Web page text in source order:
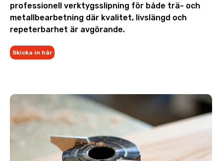
professionell verktygsslipning för både trä- och
metallbearbetning där kvalitet, livslängd och
repeterbarhet är avgörande.
Skicka in här